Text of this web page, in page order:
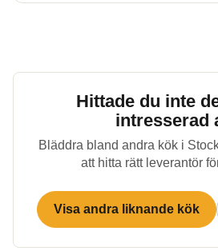
Hittade du inte
intresserad
Bläddra bland andra kök i
att hitta rätt leverantör
Visa andra liknande kök